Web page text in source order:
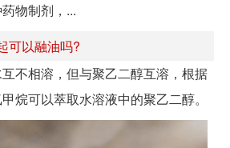
物制剂，...
可以融油吗?
不相溶，但与聚乙二醇互溶，根据
烷可以萃取水溶液中的聚乙二醇。